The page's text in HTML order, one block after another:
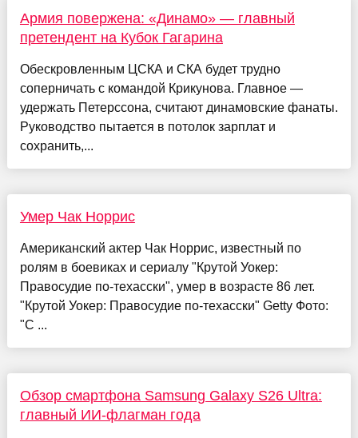
Армия повержена: «Динамо» — главный
претендент на Кубок Гагарина
Обескровленным ЦСКА и СКА будет трудно
соперничать с командой Крикунова. Главное —
удержать Петерссона, считают динамовские фанаты.
Руководство пытается в потолок зарплат и
сохранить,...
Умер Чак Норрис
Американский актер Чак Норрис, известный по
ролям в боевиках и сериалу "Крутой Уокер:
Правосудие по-техасски", умер в возрасте 86 лет.
"Крутой Уокер: Правосудие по-техасски" Getty Фото:
"С ...
Обзор смартфона Samsung Galaxy S26 Ultra:
главный ИИ-флагман года